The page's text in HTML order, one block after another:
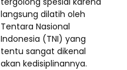
langsung dilatih oleh
Tentara Nasional
Indonesia (TNI) yang
tentu sangat dikenal
akan kedisiplinannya.